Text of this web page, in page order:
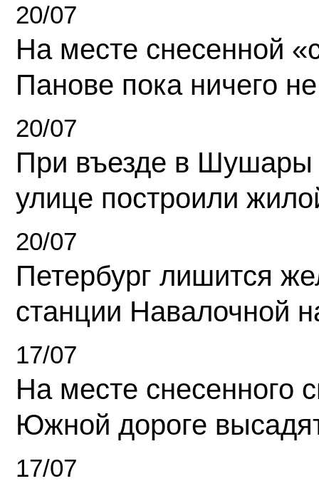
20/07
На месте снесенной
Панове пока ничего
20/07
При въезде в Шушары
улице построили
20/07
Петербург лишится
станции Навалочной
17/07
На месте снесенного
Южной дороге
17/07